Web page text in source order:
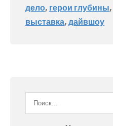
дело, герои глубины,
выставка,дайвшоу